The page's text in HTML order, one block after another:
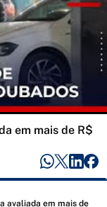
em mais de R$
avaliada em mais de